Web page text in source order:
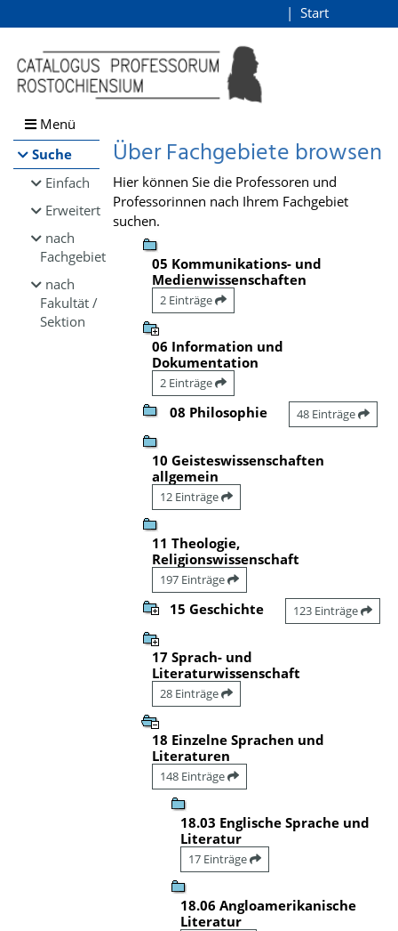
Browsen
direkt zum Inhalt
Start
Menü
Suche
Einfach
Erweitert
nach
Fachgebiet
nach
Fakultät /
Sektion
Über Fachgebiete browsen
Hier können Sie die Professoren und
Professorinnen nach Ihrem Fachgebiet
suchen.
05 Kommunikations- und
Medienwissenschaften
2 Einträge
06 Information und
Dokumentation
2 Einträge
08 Philosophie 48 Einträge
10 Geisteswissenschaften
allgemein
12 Einträge
11 Theologie,
Religionswissenschaft
197 Einträge
15 Geschichte 123 Einträge
17 Sprach- und
Literaturwissenschaft
28 Einträge
18 Einzelne Sprachen und
Literaturen
148 Einträge
18.03 Englische Sprache und
Literatur
17 Einträge
18.06 Angloamerikanische
Literatur